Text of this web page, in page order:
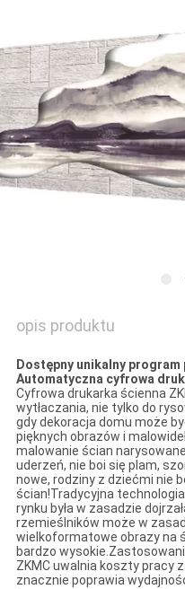
PRIVACY
POLICY
opis produktu
Dostępny unikalny
Automatyczna cyfrowa
Cyfrowa drukarka ścienna
wytłaczania, nie tylko do
gdy dekoracja domu może
pięknych obrazów i
malowanie ścian
uderzeń, nie boi się plam,
nowe, rodziny z dziećmi nie
ścian!Tradycyjna
rynku była w zasadzie
rzemieślników może w
wielkoformatowe obrazy na
bardzo
ZKMC uwalnia koszty pracy
znacznie poprawia